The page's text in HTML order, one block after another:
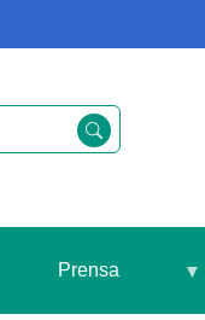
Prensa